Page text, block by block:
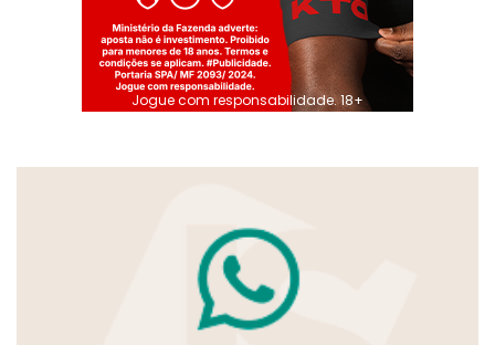
Jogue com responsabilidade. 18+